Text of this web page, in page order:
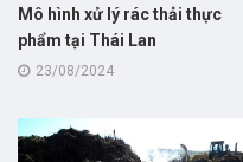
Mô hình xử lý rác thải thực
phẩm tại Thái Lan
23/08/2024